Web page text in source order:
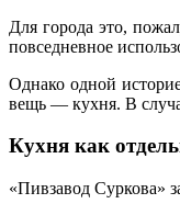
Для города это,
повседневное
Однако одной
вещь — кухня. В
Кухня как
«Пивзавод Суркова»